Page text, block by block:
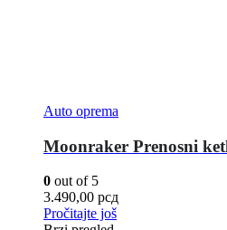
Auto oprema
Moonraker Prenosni
0 out of 5
3.490,00 рсд
Pročitajte još